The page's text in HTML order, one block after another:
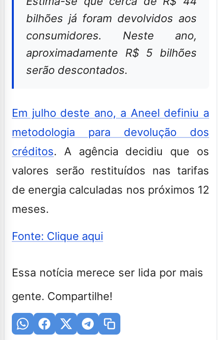
bilhões já foram devolvidos aos
consumidores. Neste ano,
aproximadamente R$ 5 bilhões
serão descontados.
Em julho deste ano, a Aneel definiu a
metodologia para devolução dos
créditos. A agência decidiu que os
valores serão restituídos nas tarifas
de energia calculadas nos próximos 12
meses.
Fonte: Clique aqui
Essa notícia merece ser lida por mais
gente. Compartilhe!